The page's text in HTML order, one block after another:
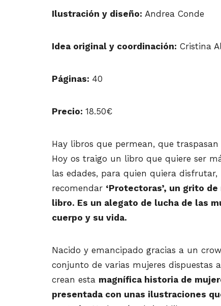
Ilustración y diseño: Andrea Conde
Idea original y coordinación: Cristina
Páginas: 40
Precio: 18.50€
Hay libros que permean, que
Hoy os traigo un libro que quiere ser
las edades, para quien quiera
recomendar ‘Protectoras’, un grito
libro. Es un alegato de lucha de las
cuerpo y su vida.
Nacido y emancipado gracias a un
conjunto de varias mujeres dispuestas
crean esta magnífica historia de
presentada con unas ilustraciones